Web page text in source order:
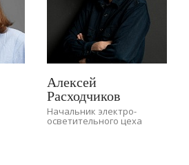
Алексей
Расходчиков
Начальник электро-
осветительного цеха